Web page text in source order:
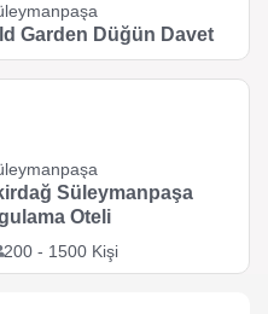
Garden Düğün Davet
200 - 1500 Kişi
Süleymanpaşa
Oteli